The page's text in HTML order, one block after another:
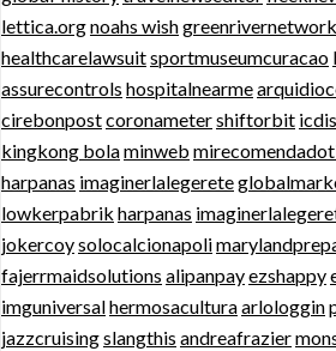
lettica.orgnoahs wishgreenrivernetwork
healthcarelawsuitsportmuseumcuracao
assurecontrols hospitalnearme
cirebonpostcoronametershiftorbit
kingkong bolaminweb
harpanas imaginerlalegerete
lowkerpabrik harpanas
jokercoysolocalcionapoli
fajerrmaidsolutions alipanpayezshappy
imguniversalhermosaculturaarlologgin
jazzcruisingslangthis andreafrazier